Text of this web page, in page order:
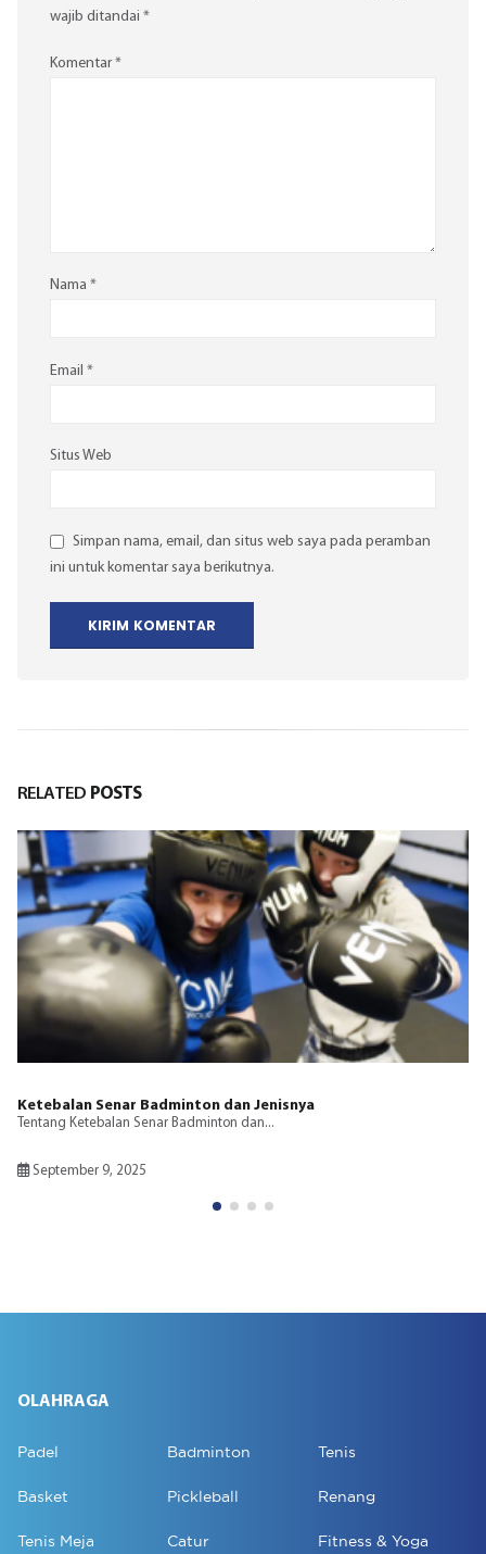
wajib ditandai *
Komentar*
Nama *
Email *
Situs Web
Simpan nama, email, dan situs web saya pada peramban
ini untuk komentar saya berikutnya.
RELATED POSTS
Ketebalan Senar Badminton dan Jenisnya
Tentang Ketebalan Senar Badminton dan...
September 9, 2025
OLAHRAGA
Padel Badminton Tenis
Basket Pickleball Renang
Tenis Meja Catur Fitness & Yoga